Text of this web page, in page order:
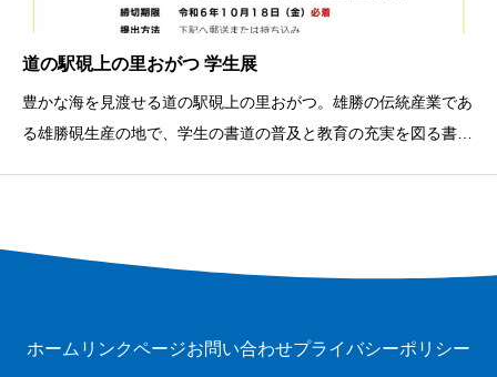
道の駅硯上の里おがつ 学生展
豊かな海を見渡せる道の駅硯上の里おがつ。雄勝の伝統産業であ
る雄勝硯生産の地で、学生の書道の普及と教育の充実を図る書道
ホーム リンクページお問い合わせプライバシーポリシー